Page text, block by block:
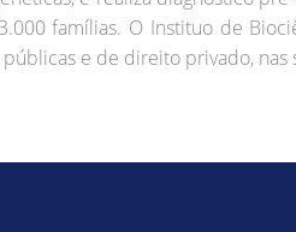
famílias. O Instituo de
e de direito privado, nas